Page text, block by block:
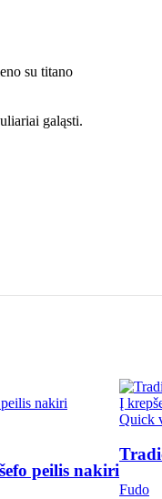
su titano
galąsti.
peilis nakiri
Į
Quick
Fudo